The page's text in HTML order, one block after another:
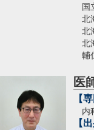
国
北
北
北
医
【
内
【